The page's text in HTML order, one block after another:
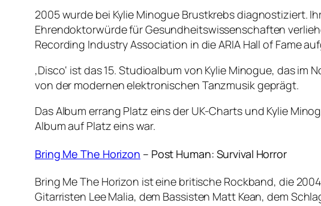
2005 wurde bei Kylie Minogue Brustkrebs diagnostiziert.
Ehrendoktorwürde für Gesundheitswissenschaften
Recording Industry Association in die ARIA Hall of Fame
‚Disco‘ ist das 15. Studioalbum von Kylie Minogue, das
von der modernen elektronischen Tanzmusik geprägt.
Das Album errang Platz eins der UK-Charts und Kylie
Album auf Platz eins war.
Bring Me The Horizon – Post Human: Survival Horror
Bring Me The Horizon ist eine britische Rockband, die
Gitarristen Lee Malia, dem Bassisten Matt Kean, dem